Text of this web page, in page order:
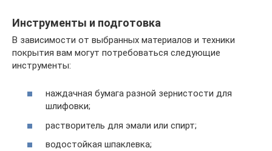
Инструменты и подготовка
В зависимости от выбранных материалов и техники
покрытия вам могут потребоваться следующие
инструменты:
наждачная бумага разной зернистости для
шлифовки;
растворитель для эмали или спирт;
водостойкая шпаклевка;